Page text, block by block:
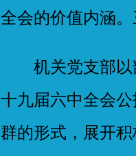
全会的价值内涵
机关党支部以
十九届六中全会
群的形式，展开